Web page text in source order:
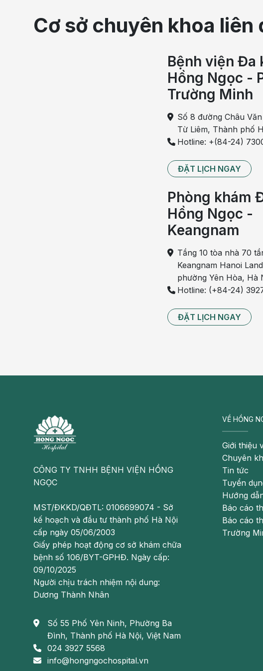
Cải xoong có chứa nhiều sắt, nhiều iod giúp cơ thể chống
bệnh xơ cứng động mạch ở người cao tuổi.
Rau cải xoong còn có tác dụng chống oxi hóa, chống độc,
Trị chứng viêm phế quản: dùng 100-200g rau cải xoong, 50g
Thanh nhiệt, tăng sức đề kháng cho cơ thể: khi mắc các
Trị chứng tiểu đường: khi mắc
, người bệnh
bắp, củ cải, cần tây, tía tô, mỗi vị 10-15g giã nát hoặc ép lấy
Trị chứng lao phổi: người mắc bệnh lao phổi ngoài dùng
thuốc gồm: 150-200g rau cải xoong cùng một ít vỏ quýt phơi
ấm để làm sạch máu và giải độc cho phổi.
Cơ sở chuyên khoa liên
Bệnh viện Đa
Hồng Ngọc -
Trường Minh
Số 8 đường Châu
Từ Liêm, Thành phố
Hotline: +(84-24)
ĐẶT LỊCH NGAY
Phòng khám
Hồng Ngọc -
Keangnam
Tầng 10 tòa nhà 70
Keangnam Hanoi
phường Yên Hòa, Hà
Hotline: (+84-24)
ĐẶT LỊCH NGAY
CÔNG TY TNHH BỆNH VIỆN HỒNG
NGỌC
MST/ĐKKD/QĐTL: 0106699074 - Sở
kế hoạch và đầu tư thành phố Hà Nội
cấp ngày 05/06/2003
Giấy phép hoạt động cơ sở khám chữa
bệnh số 106/BYT-GPHĐ. Ngày cấp:
09/10/2025
Người chịu trách nhiệm nội dung:
Dương Thành Nhân
Số 55 Phố Yên Ninh, Phường Ba
Đình, Thành phố Hà Nội, Việt Nam
024 3927 5568
info@hongngochospital.vn
VỀ HỒNG
Giới thiệu
Chuyên
Tin tức
Tuyển
Hướng
Báo cáo
Báo cáo
Trường